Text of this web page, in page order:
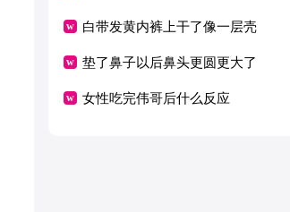
白带发黄内裤上干了像一层壳
垫了鼻子以后鼻头更圆更大了
女性吃完伟哥后什么反应